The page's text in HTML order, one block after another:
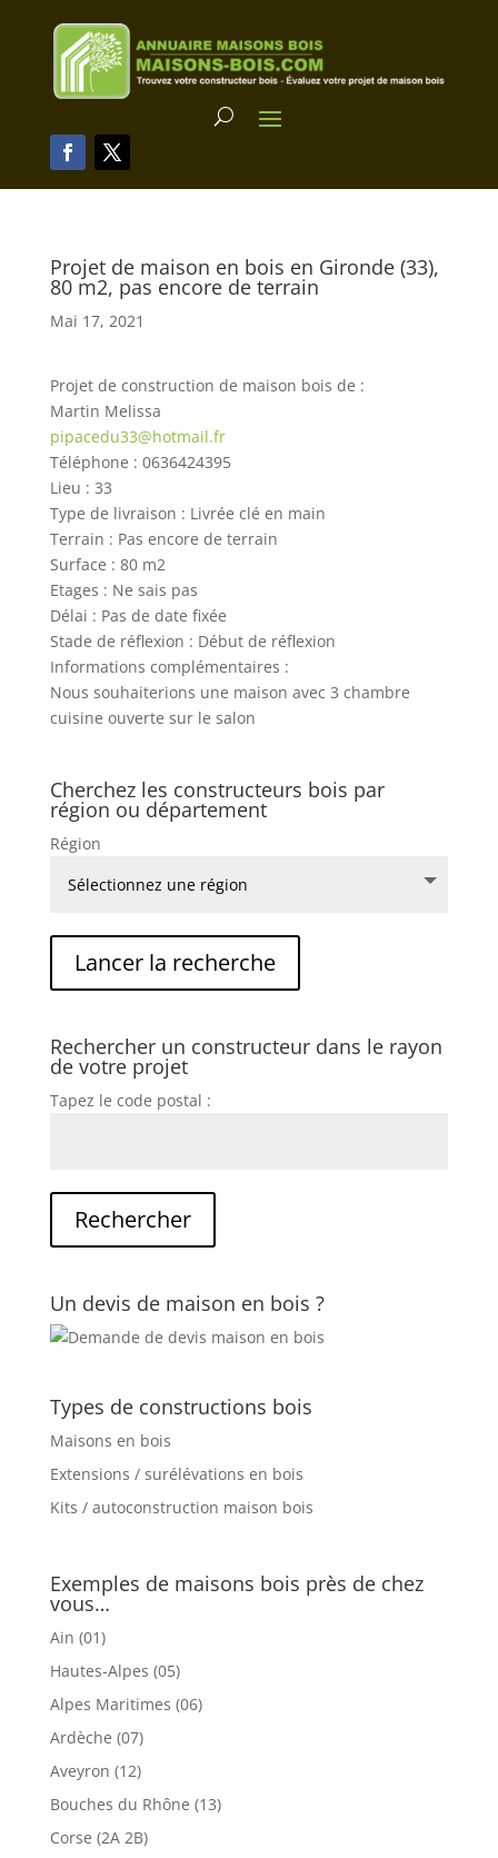
Projet de maison en bois en Gironde (33),
80 m2, pas encore de terrain
Mai 17, 2021
Projet de construction de maison bois de :
Martin Melissa
pipacedu33@hotmail.fr
Téléphone : 0636424395
Lieu : 33
Type de livraison : Livrée clé en main
Terrain : Pas encore de terrain
Surface : 80 m2
Etages : Ne sais pas
Délai : Pas de date fixée
Stade de réflexion : Début de réflexion
Informations complémentaires :
Nous souhaiterions une maison avec 3 chambre
cuisine ouverte sur le salon
Cherchez les constructeurs bois par
région ou département
Région
Rechercher un constructeur dans le rayon
de votre projet
Tapez le code postal :
Un devis de maison en bois ?
Types de constructions bois
Maisons en bois
Extensions / surélévations en bois
Kits / autoconstruction maison bois
Exemples de maisons bois près de chez
vous…
Ain (01)
Hautes-Alpes (05)
Alpes Maritimes (06)
Ardèche (07)
Aveyron (12)
Bouches du Rhône (13)
Corse (2A 2B)